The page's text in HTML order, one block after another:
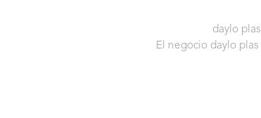
daylo
El negocio daylo